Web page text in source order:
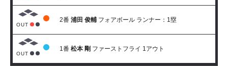
OUT
2番 浦田 俊輔 フォアボール ランナー：1塁
OUT
1番 松本 剛 ファーストフライ 1アウト